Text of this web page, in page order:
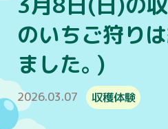
のいちご狩り
ました。)
2026.03.07 収穫体験